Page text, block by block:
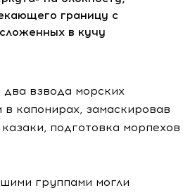
границу с
в кучу
взвода морских
капонирах, замаскировав
подготовка морпехов
группами могли